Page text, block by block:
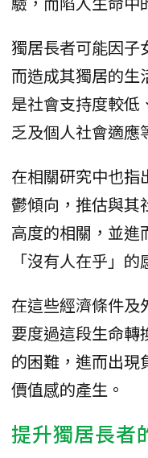
獨居長者可能因子
而造成其獨居的生
是社會支持度較低
乏及個人社會適應
在相關研究中也指
鬱傾向，推估與其
高度的相關，並進
「沒有人在乎」的
在這些經濟條件及
要度過這段生命轉
的困難，進而出現
價值感的產生。
提升獨居長者